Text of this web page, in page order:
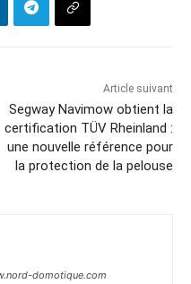
Article suivant
Segway Navimow obtient la
certification TÜV Rheinland :
une nouvelle référence pour
la protection de la pelouse
domotique.com